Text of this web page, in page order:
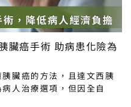
臟癌手術 助病患化險為
臟癌的方法，且達文西胰
人治療選項，但因全自